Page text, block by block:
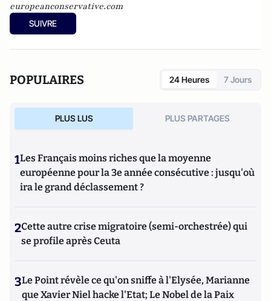
europeanconservative.com
SUIVRE
POPULAIRES 24 Heures 7 Jours
PLUS LUS PLUS PARTAGES
1Les Français moins riches que la moyenne
européenne pour la 3e année consécutive : jusqu'où
ira le grand déclassement ?
2Cette autre crise migratoire (semi-orchestrée) qui
se profile après Ceuta
3Le Point révèle ce qu'on sniffe à l'Elysée, Marianne
que Xavier Niel hacke l'Etat; Le Nobel de la Paix